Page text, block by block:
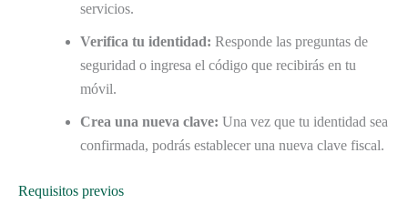
servicios.
Verifica tu identidad: Responde las preguntas de
seguridad o ingresa el código que recibirás en tu
móvil.
Crea una nueva clave: Una vez que tu identidad sea
confirmada, podrás establecer una nueva clave fiscal.
Requisitos previos